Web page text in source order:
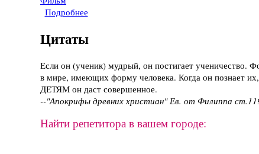
Подробнее
Цитаты
Если он (ученик) мудрый, он постигает ученичество.
в мире, имеющих форму человека. Когда он познает
ДЕТЯМ он даст совершенное.
--"Апокрифы древних христиан" Ев. от Филиппа
Найти репетитора в вашем городе: